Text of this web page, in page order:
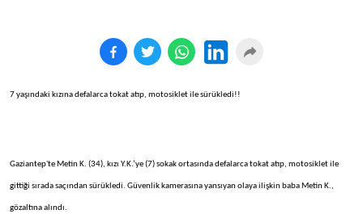
7 yaşındaki kızına defalarca tokat atıp, motosiklet ile sürükledi!!
Gaziantep'te Metin K. (34), kızı Y.K.’ye (7) sokak ortasında defalarca tokat atıp, motosiklet ile
gittiği sırada saçından sürükledi. Güvenlik kamerasına yansıyan olaya ilişkin baba Metin K.,
gözaltına alındı.